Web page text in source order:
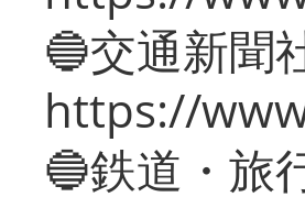
🔵交通新聞
https://
🔵鉄道・旅